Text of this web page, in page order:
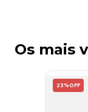
Os mais
23% OFF